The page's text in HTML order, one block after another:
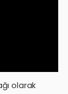
olarak